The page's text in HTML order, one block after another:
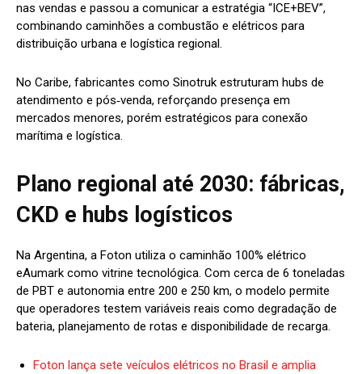
nas vendas e passou a comunicar a estratégia “ICE+BEV”,
combinando caminhões a combustão e elétricos para
distribuição urbana e logística regional.
No Caribe, fabricantes como Sinotruk estruturam hubs de
atendimento e pós‑venda, reforçando presença em
mercados menores, porém estratégicos para conexão
marítima e logística.
Plano regional até 2030: fábricas,
CKD e hubs logísticos
Na Argentina, a Foton utiliza o caminhão 100% elétrico
eAumark como vitrine tecnológica. Com cerca de 6 toneladas
de PBT e autonomia entre 200 e 250 km, o modelo permite
que operadores testem variáveis reais como degradação de
bateria, planejamento de rotas e disponibilidade de recarga.
Foton lança sete veículos elétricos no Brasil e amplia